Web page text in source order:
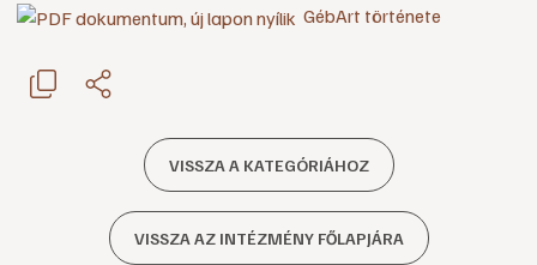
GébArt története
VISSZA A KATEGÓRIÁHOZ
VISSZA AZ INTÉZMÉNY FŐLAPJÁRA